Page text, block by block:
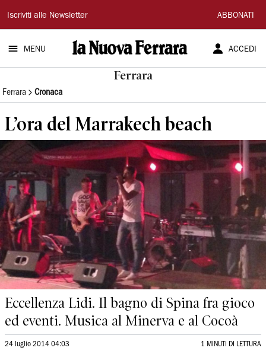
La
Nuova
Ferrara
Iscriviti alle Newsletter ABBONATI
MENU ACCEDI
Ferrara
Ferrara Cronaca
L’ora del Marrakech beach
Eccellenza Lidi. Il bagno di Spina fra gioco
ed eventi. Musica al Minerva e al Cocoà
24 luglio 2014 04:03 1 MINUTI DI LETTURA